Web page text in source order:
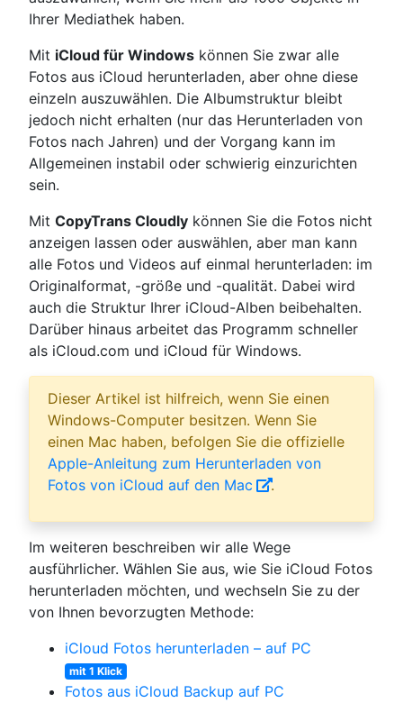
Ihrer Mediathek haben.
Mit iCloud für Windows können Sie zwar alle
Fotos aus iCloud herunterladen, aber ohne diese
einzeln auszuwählen. Die Albumstruktur bleibt
jedoch nicht erhalten (nur das Herunterladen von
Fotos nach Jahren) und der Vorgang kann im
Allgemeinen instabil oder schwierig einzurichten
sein.
Mit CopyTrans Cloudly können Sie die Fotos nicht
anzeigen lassen oder auswählen, aber man kann
alle Fotos und Videos auf einmal herunterladen: im
Originalformat, -größe und -qualität. Dabei wird
auch die Struktur Ihrer iCloud-Alben beibehalten.
Darüber hinaus arbeitet das Programm schneller
als iCloud.com und iCloud für Windows.
Dieser Artikel ist hilfreich, wenn Sie einen
Windows-Computer besitzen. Wenn Sie
einen Mac haben, befolgen Sie die offizielle
Apple-Anleitung zum Herunterladen von
Fotos von iCloud auf den Mac
.
Im weiteren beschreiben wir alle Wege
ausführlicher. Wählen Sie aus, wie Sie iCloud Fotos
herunterladen möchten, und wechseln Sie zu der
von Ihnen bevorzugten Methode:
iCloud Fotos herunterladen – auf PC
mit 1 Klick
Fotos aus iCloud Backup auf PC